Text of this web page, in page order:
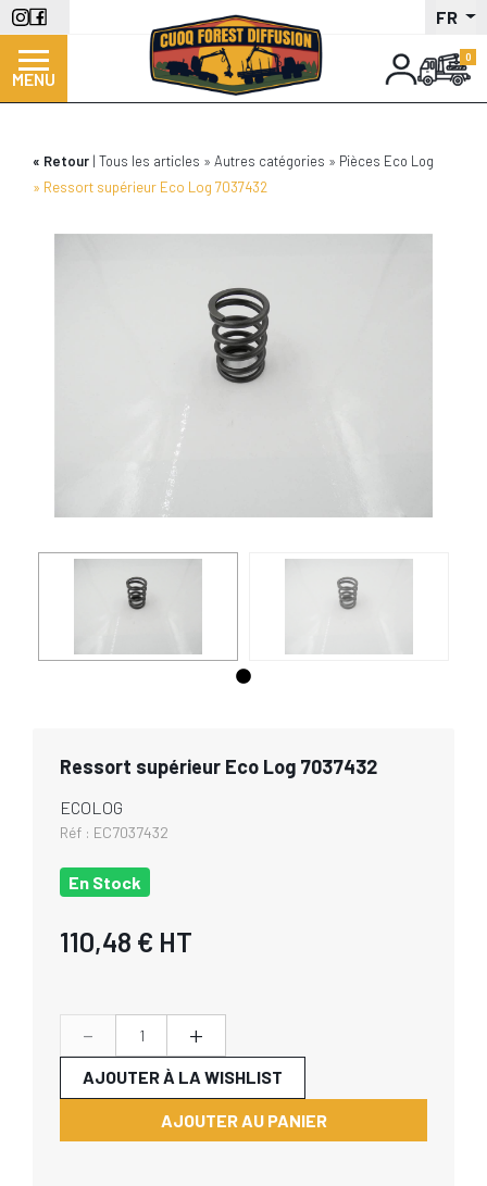
Aller
au
contenu
principal
FR
MENU
Retour Tous les articles Autres catégories
Pièces Eco Log
Ressort supérieur Eco Log 7037432
Ressort supérieur Eco Log 7037432
ECOLOG
Réf : EC7037432
En Stock
110,48 € HT
- +
AJOUTER AU PANIER
AJOUTER À LA WISHLIST